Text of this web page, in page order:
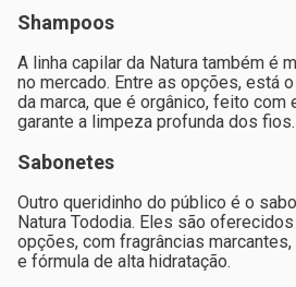
Shampoos
A linha capilar da Natura também é
no mercado. Entre as opções, está
da marca, que é orgânico, feito com
garante a limpeza profunda dos fios.
Sabonetes
Outro queridinho do público é o
Natura Tododia. Eles são
opções, com fragrâncias
e fórmula de alta hidratação.